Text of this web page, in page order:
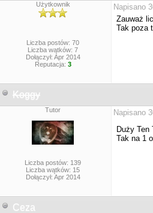
Użytkownik
Liczba postów: 70
Liczba wątków: 7
Dołączył: Apr 2014
Reputacja: 3
Napisano
Zauważ
Tak poza
Koggy
Tutor
Liczba postów: 139
Liczba wątków: 15
Dołączył: Apr 2014
Napisano
Duży Ten
Tak na 1
Ceza